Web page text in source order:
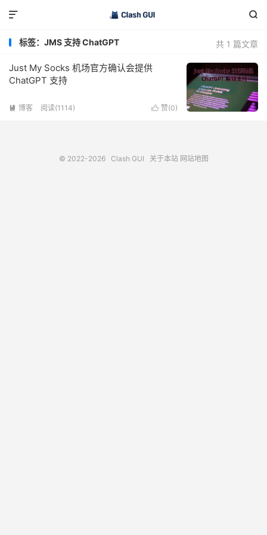


共 1 篇文章
标签：JMS 支持 ChatGPT
Just My Socks 机场官方确认会提供
ChatGPT 支持
 赞(0)
 博客 阅读(1114)
© 2022-2026 Clash GUI 关于本站 网站地图